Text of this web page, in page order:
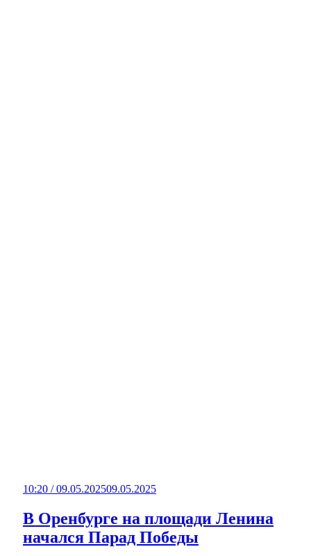
10:20 / 09.05.202509.05.2025
В Оренбурге на площади Ленина
начался Парад Победы